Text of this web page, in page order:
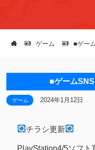
ゲーム ■ゲー
■ゲーム
ゲーム 2024年1月12日
チラシ更新
PlayStation4/5ソフト